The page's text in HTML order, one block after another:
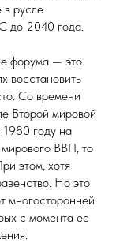
в русле
до 2040 года.
форума — это
восстановить
Со времени
Второй мировой
1980 году на
ВВП, то
этом, хотя
Но это
многосторонней
с момента ее